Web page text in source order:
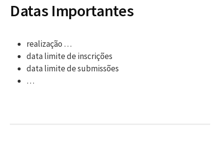
Datas Importantes
realização …
data limite de inscrições
data limite de submissões
…